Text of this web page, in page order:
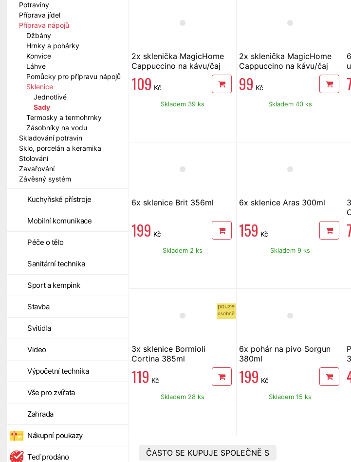
Potraviny
Příprava jídel
Příprava nápojů
Džbány
Hrnky a pohárky
Konvice
Láhve
Pomůcky pro přípravu nápojů
Sklenice
Jednotlivé
Sady
Termosky a termohrnky
Zásobníky na vodu
Skladování potravin
Sklo, porcelán a keramika
Stolování
Zavařování
Závěsný systém
Kuchyňské přístroje
Mobilní komunikace
Péče o tělo
Sanitární technika
Sport a kempink
Stavba
Svítidla
Video
Výpočetní technika
Vše pro zvířata
Zahrada
Nákupní poukazy
Teď prodáno
2x sklenička MagicHome
Cappuccino na kávu/čaj
109 Kč
Skladem 39 ks
2x sklenička MagicHome
Cappuccino na kávu/čaj
99 Kč
Skladem 40 ks
6x sklenice Brit 356ml
199 Kč
Skladem 2 ks
6x sklenice Aras 300ml
159 Kč
Skladem 9 ks
pouze
osobně
3x sklenice Bormioli
Cortina 385ml
119 Kč
Skladem 28 ks
6x pohár na pivo Sorgun
380ml
199 Kč
Skladem 15 ks
ČASTO SE KUPUJE SPOLEČNĚ S